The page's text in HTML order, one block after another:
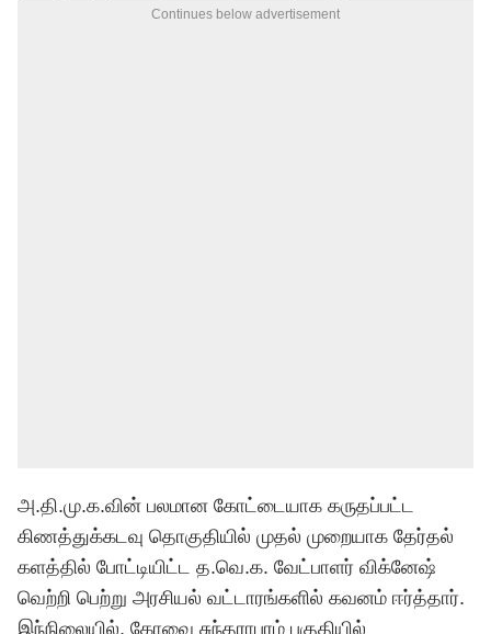
Continues below advertisement
அ.தி.மு.க.வின் பலமான கோட்டையாக கருதப்பட்ட
கிணத்துக்கடவு தொகுதியில் முதல் முறையாக தேர்தல்
களத்தில் போட்டியிட்ட த.வெ.க. வேட்பாளர் விக்னேஷ்
வெற்றி பெற்று அரசியல் வட்டாரங்களில் கவனம் ஈர்த்தார்.
இந்நிலையில், கோவை சுந்தராபுரம் பகுதியில்